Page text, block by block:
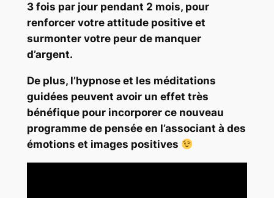
3 fois par jour pendant 2 mois, pour
renforcer votre attitude positive et
surmonter votre peur de manquer
d’argent.
De plus, l’hypnose et les méditations
guidées peuvent avoir un effet très
bénéfique pour incorporer ce nouveau
programme de pensée en l’associant à des
émotions et images positives